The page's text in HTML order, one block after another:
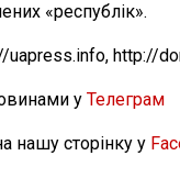
«республік».
http://
у Телеграм
нашу сторінку у